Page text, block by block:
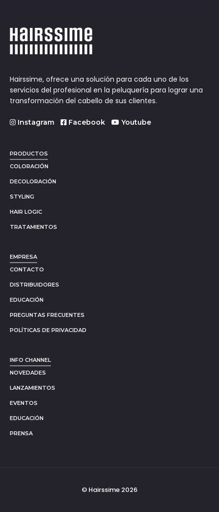
Hairssime, ofrece una solución para cada uno de los
servicios del profesional en la peluquería para lograr una
transformación del cabello de sus clientes.
Instagram Facebook Youtube
PRODUCTOS
COLORACIÓN
DECOLORACIÓN
STYLING
HAIR LOGIC
TRATAMIENTOS
EMPRESA
CONTACTO
DISTRIBUIDORES
EDUCACIÓN
PREGUNTAS FRECUENTES
POLÍTICAS DE PRIVACIDAD
INFO CHANNEL
NOVEDADES
LANZAMIENTOS
EVENTOS
EDUCACIÓN
PRENSA
© Hairssime 2026